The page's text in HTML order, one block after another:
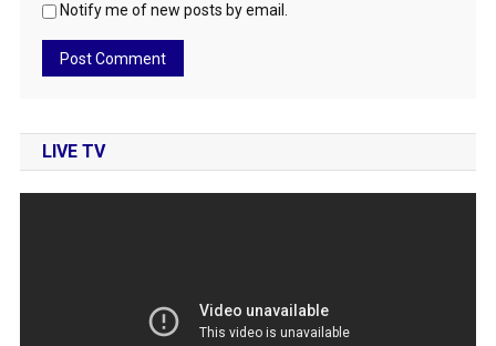
Notify me of new posts by email.
LIVE TV